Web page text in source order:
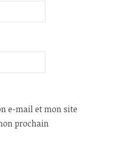
e-mail et mon site
prochain